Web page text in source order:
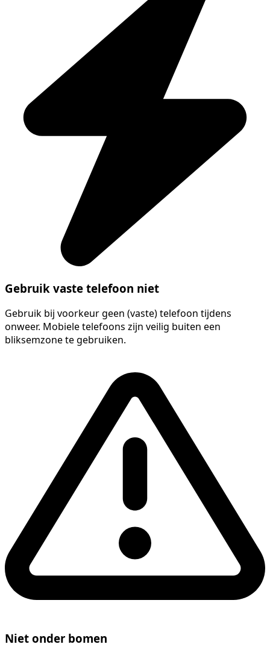
Gebruik vaste telefoon niet
Gebruik bij voorkeur geen (vaste) telefoon tijdens
onweer. Mobiele telefoons zijn veilig buiten een
bliksemzone te gebruiken.
Niet onder bomen